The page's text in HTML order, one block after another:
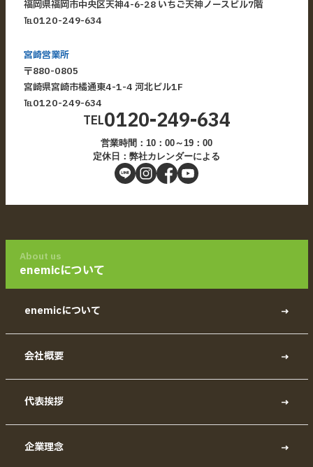
福岡県福岡市中央区天神4-6-28 いちご天神ノースビル7階
℡0120-249-634
宮崎営業所
〒880-0805
宮崎県宮崎市橘通東4-1-4 河北ビル1F
℡0120-249-634
TEL0120-249-634
営業時間：10：00～19：00
定休日：弊社カレンダーによる
About us
enemicについて
enemicについて
会社概要
代表挨拶
企業理念